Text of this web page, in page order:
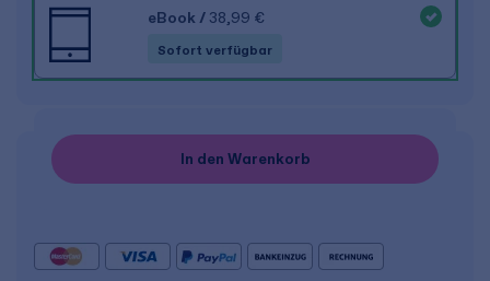
eBook / 38,99 €
Sofort verfügbar
In den Warenkorb